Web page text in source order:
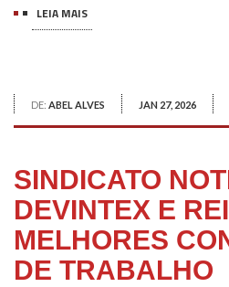
LEIA MAIS
DE: ABEL ALVES JAN 27, 2026
SINDICATO
DEVINTEX E
MELHORES
DE TRABALHO